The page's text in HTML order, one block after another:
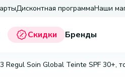
Дисконтная программаНаши
Скидки Бренды
Regul Soin Global Teinte SPF 30+,